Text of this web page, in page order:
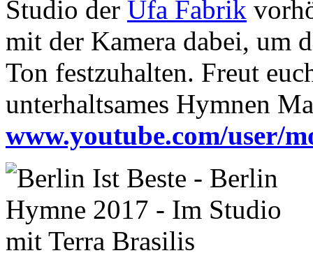
Studio der Ufa Fabrik
mit der Kamera dabei, um
Ton festzuhalten. Freut
unterhaltsames Hymnen
www.youtube.com/user/